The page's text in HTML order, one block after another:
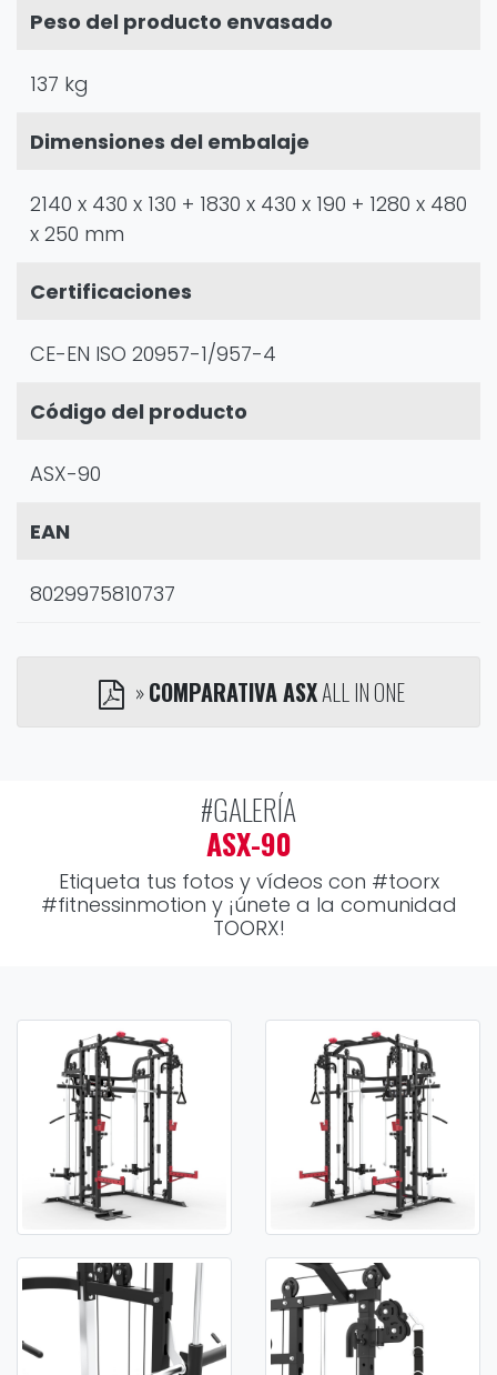
Peso del producto envasado
137 kg
Dimensiones del embalaje
2140 x 430 x 130 + 1830 x 430 x 190 + 1280 x 480
x 250 mm
Certificaciones
CE-EN ISO 20957-1/957-4
Código del producto
ASX-90
EAN
8029975810737
»COMPARATIVA ASXALL IN ONE
#GALERÍA
ASX-90
Etiqueta tus fotos y vídeos con #toorx
#fitnessinmotion y ¡únete a la comunidad
TOORX!